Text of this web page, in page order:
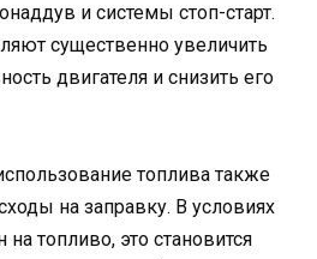
и системы стоп-старт.
существенно увеличить
двигателя и снизить его
топлива также
на заправку. В условиях
на топливо, это становится